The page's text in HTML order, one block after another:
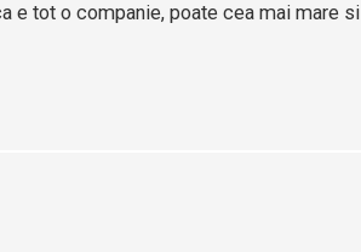
e tot o companie, poate cea mai mare si